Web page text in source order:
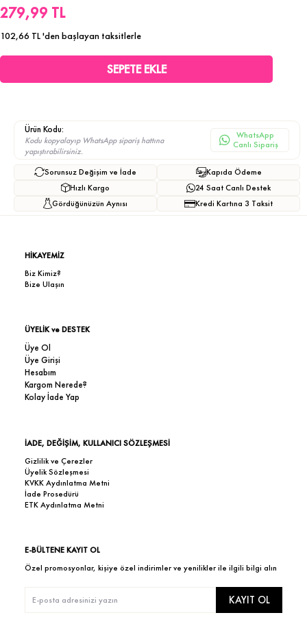
279,99 TL
102,66 TL'den başlayan taksitlerle
Ürün Kodu:
Kodu kopyalayıp WhatsApp sipariş hattına
yapıştırabilirsiniz.
WhatsApp
Canlı Sipariş
Sorunsuz Değişim ve İade
Hızlı Kargo
Gördüğünüzün Aynısı
Kapıda Ödeme
24 Saat Canlı Destek
Kredi Kartına 3 Taksit
HİKAYEMİZ
Biz Kimiz?
Bize Ulaşın
ÜYELİK ve DESTEK
Üye Ol
Üye Girişi
Hesabım
Kargom Nerede?
Kolay İade Yap
İADE, DEĞİŞİM, KULLANICI SÖZLEŞMESİ
Gizlilik ve Çerezler
Üyelik Sözleşmesi
KVKK Aydınlatma Metni
İade Prosedürü
ETK Aydınlatma Metni
E-BÜLTENE KAYIT OL
Özel promosyonlar, kişiye özel indirimler ve yenilikler ile ilgili bilgi alın
KAYIT OL